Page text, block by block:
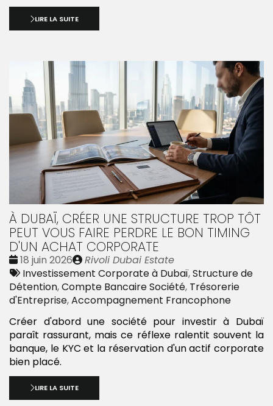
LIRE LA SUITE
À DUBAÏ, CRÉER UNE STRUCTURE TROP TÔT
PEUT VOUS FAIRE PERDRE LE BON TIMING
D'UN ACHAT CORPORATE
Date
:
18 juin 2026
Publié
par
Rivoli Dubai Estate
Tags
:
Investissement Corporate à Dubaï,Structure de
Détention,Compte Bancaire Société, Trésorerie
d'Entreprise,Accompagnement Francophone
Créer d'abord une société pour investir à Dubaï
paraît rassurant, mais ce réflexe ralentit souvent la
banque, le KYC et la réservation d'un actif corporate
bien placé.
LIRE LA SUITE